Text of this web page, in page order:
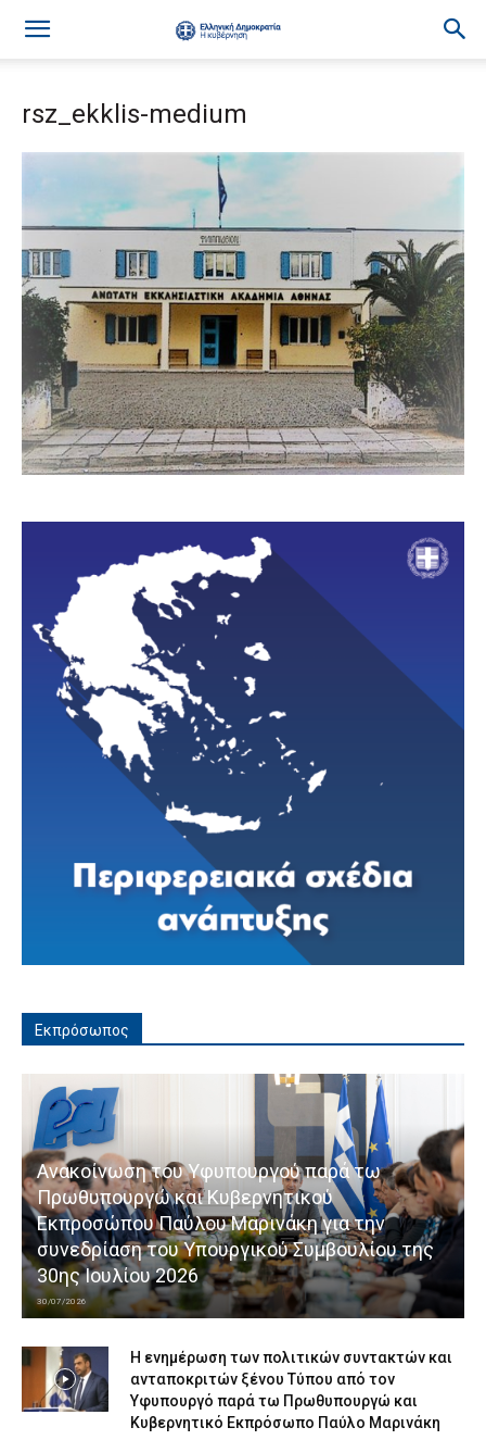
rsz_ekklis-medium
Εκπρόσωπος
Ανακοίνωση του Υφυπουργού παρά τω
Πρωθυπουργώ και Κυβερνητικού
Εκπροσώπου Παύλου Μαρινάκη για την
συνεδρίαση του Υπουργικού Συμβουλίου της
30ης Ιουλίου 2026
30/07/2026
Η ενημέρωση των πολιτικών συντακτών και
ανταποκριτών ξένου Τύπου από τον
Υφυπουργό παρά τω Πρωθυπουργώ και
Κυβερνητικό Εκπρόσωπο Παύλο Μαρινάκη